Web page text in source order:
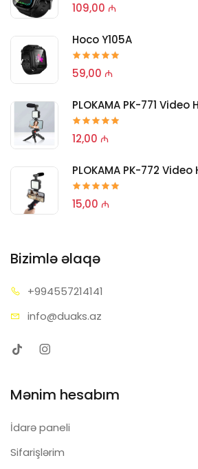
109,00 ₼
Hoco Y105A
59,00 ₼
PLOKAMA PK-771
12,00 ₼
PLOKAMA PK-772
15,00 ₼
Bizimlə əlaqə
+994557214141
info@duaks.az
Mənim hesabım
İdarə paneli
Sifarişlərim